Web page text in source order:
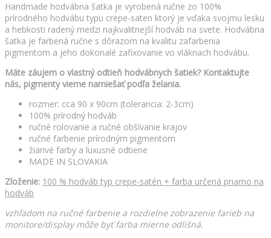
Handmade hodvábna šatka je vyrobená ručne zo 100%
prírodného hodvábu typu crepe-saten ktorý je vďaka svojmu lesku
a hebkosti radený medzi najkvalitnejší hodváb na svete. Hodvábna
šatka je farbená ručne s dôrazom na kvalitu zafarbenia
pigmentom a jeho dokonalé zafixovanie vo vláknach hodvábu.
Máte záujem o vlastný odtieň hodvábnych šatiek? Kontaktujte
nás, pigmenty vieme namiešať podľa želania.
rozmer: cca 90 x 90cm (tolerancia: 2-3cm)
100% prírodný hodváb
ručné rolovanie a ručné obšívanie krajov
ručné farbenie prírodným pigmentom
žiarivé farby a luxusné odtiene
MADE IN SLOVAKIA
Zloženie: 100 % hodváb typ crepe-satén + farba určená priamo na
hodváb
vzhľadom na ručné farbenie a rozdielne zobrazenie farieb na
monitore/display môže byť farba mierne odlišná.